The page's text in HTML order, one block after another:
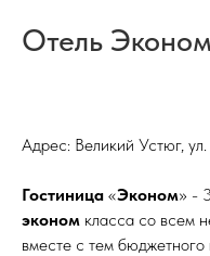
Отель Эконом
Адрес: Великий Устюг,
Гостиница «Эконом» -
эконом класса со всем
вместе с тем бюджетного